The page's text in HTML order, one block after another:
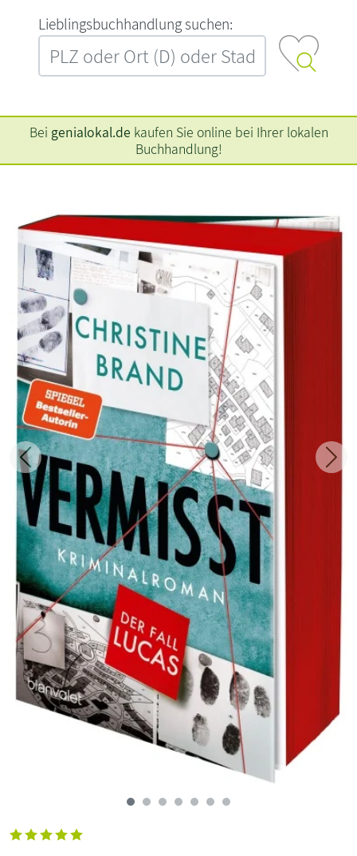
L‍i‍e‍b‍l‍i‍n‍g‍s‍b‍u‍c‍h‍h‍a‍n‍d‍l‍u‍n‍g‍ ‍s‍u‍c‍h‍e‍n‍:‍
Bei genialokal.de kaufen Sie online bei Ihrer lokalen
Buchhandlung!
Zurück